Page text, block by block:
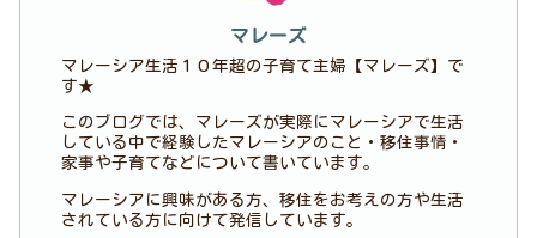
マレーズ
マレーシア生活１０年超の子育て主婦【マレーズ】で
す★
このブログでは、マレーズが実際にマレーシアで生活
している中で経験したマレーシアのこと・移住事情・
家事や子育てなどについて書いています。
マレーシアに興味がある方、移住をお考えの方や生活
されている方に向けて発信しています。